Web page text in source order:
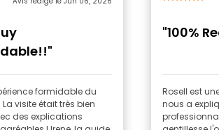
formidable du
visite était très bien
des explications
"100%
Rosell est
nous a